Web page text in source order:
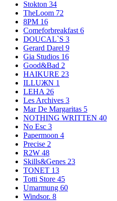
Stokton 34
TheLoom 72
8PM 16
Comeforbreakfast 6
DOUCAL`S 3
Gerard Darel 9
Gia Studios 16
Good&Bad 2
HAIKURE 23
ILLUЖN 1
LEHA 26
Les Archives 3
Mar De Margaritas 5
NOTHING WRITTEN 40
No Esc 3
Papermoon 4
Precise 2
R2W 48
Skills&Genes 23
TONET 13
Totti Store 45
Umarmung 60
Windsor. 8